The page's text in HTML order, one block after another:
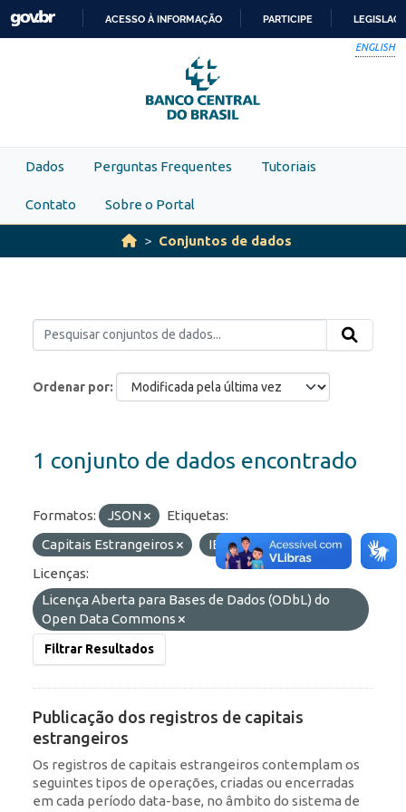
Skip to main content
PARA
O
CONTEÚDO
ACESSO À INFORMAÇÃO PARTICIPE
ENGLISH
Dados Perguntas Frequentes Tutoriais
Contato Sobre o Portal
Conjuntos de dados
Ordenar por
1 conjunto de dados encontrado
Formatos: JSON
Etiquetas:
Capitais Estrangeiros
IED
Portfólio
Licenças:
Licença Aberta para Bases de Dados (ODbL) do
Open Data Commons
Filtrar Resultados
Publicação dos registros de capitais
estrangeiros
Os registros de capitais estrangeiros contemplam os
seguintes tipos de operações, criadas ou encerradas
em cada período data-base, no âmbito do sistema de